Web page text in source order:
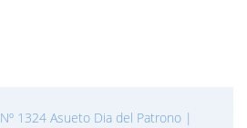
Nº 1324 Asueto Dia del Patrono |